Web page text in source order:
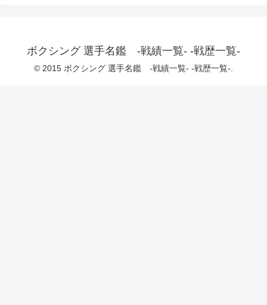
ボクシング 選手名鑑 -戦績一覧- -戦歴一覧-
© 2015 ボクシング 選手名鑑 -戦績一覧- -戦歴一覧-.